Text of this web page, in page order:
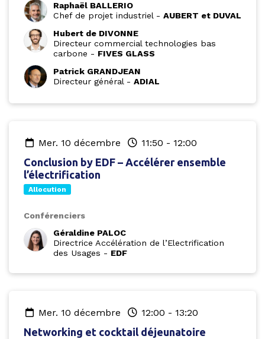
Raphaël BALLERIO
Chef de projet industriel- AUBERT et DUVAL
Hubert de DIVONNE
Directeur commercial technologies bas
carbone - FIVES GLASS
Patrick GRANDJEAN
Directeur général- ADIAL
mer. 10 décembre 11:50 - 12:00
Conclusion by EDF – Accélérer ensemble
l’électrification
Allocution
Conférenciers
Géraldine PALOC
Directrice Accélération de l’Electrification
des Usages - EDF
mer. 10 décembre 12:00 - 13:20
Networking et cocktail déjeunatoire